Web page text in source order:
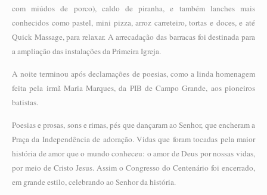
com miúdos de porco), caldo de piranha, e também lanches mais
conhecidos como pastel, mini pizza, arroz carreteiro, tortas e doces, e até
Quick Massage, para relaxar. A arrecadação das barracas foi destinada para
a ampliação das instalações da Primeira Igreja.
A noite terminou após declamações de poesias, como a linda homenagem
feita pela irmã Maria Marques, da PIB de Campo Grande, aos pioneiros
batistas.
Poesias e prosas, sons e rimas, pés que dançaram ao Senhor, que encheram a
Praça da Independência de adoração. Vidas que foram tocadas pela maior
história de amor que o mundo conheceu: o amor de Deus por nossas vidas,
por meio de Cristo Jesus. Assim o Congresso do Centenário foi encerrado,
em grande estilo, celebrando ao Senhor da história.